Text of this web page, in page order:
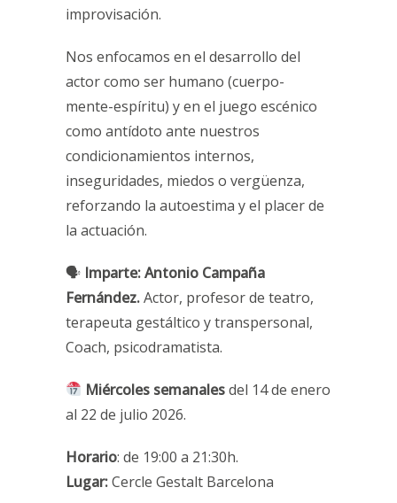
improvisación.
Nos enfocamos en el desarrollo del
actor como ser humano (cuerpo-
mente-espíritu) y en el juego escénico
como antídoto ante nuestros
condicionamientos internos,
inseguridades, miedos o vergüenza,
reforzando la autoestima y el placer de
la actuación.
🗣 Imparte:Antonio Campaña
Fernández.Actor, profesor de teatro,
terapeuta gestáltico y transpersonal,
Coach, psicodramatista.
Miércoles semanalesdel 14 de enero
al 22 de julio 2026.
Horario: de 19:00 a 21:30h.
Lugar:Cercle Gestalt Barcelona